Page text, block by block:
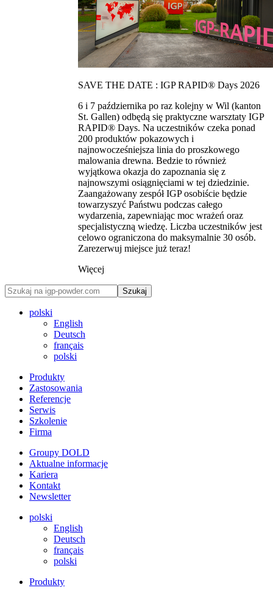
SAVE THE DATE : IGP RAPID® Days 2026
6 i 7 października po raz kolejny w Wil (kanton
St. Gallen) odbędą się praktyczne warsztaty IGP
RAPID® Days. Na uczestników czeka ponad
200 produktów pokazowych i
najnowocześniejsza linia do proszkowego
malowania drewna. Bedzie to również
wyjątkowa okazja do zapoznania się z
najnowszymi osiągnięciami w tej dziedzinie.
Zaangażowany zespół IGP osobiście będzie
towarzyszyć Państwu podczas całego
wydarzenia, zapewniając moc wrażeń oraz
specjalistyczną wiedzę. Liczba uczestników jest
celowo ograniczona do maksymalnie 30 osób.
Zarezerwuj miejsce już teraz!
Więcej
Szukaj
polski
English
Deutsch
français
polski
Produkty
Zastosowania
Referencje
Serwis
Szkolenie
Firma
Groupy DOLD
Aktualne informacje
Kariera
Kontakt
Newsletter
polski
English
Deutsch
français
polski
Produkty